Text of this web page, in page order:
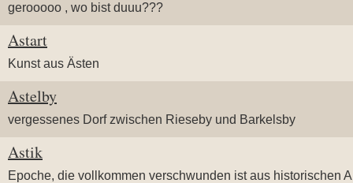
gerooooo , wo bist duuu???
Astart
Kunst aus Ästen
Astelby
vergessenes Dorf zwischen Rieseby und Barkelsby
Astik
Epoche, die vollkommen verschwunden ist aus historischen